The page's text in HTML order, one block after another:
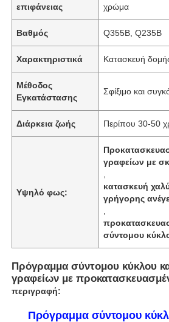
επιφάνειας
χρώμα
Βαθμός Q355B, Q235B
Χαρακτηριστικά Κατασκευή
Μέθοδος
Εγκατάστασης
Σφίξιμο και
Διάρκεια ζωής Περίπου 30-50
Υψηλό φως:
γραφείων με
κατασκευή
γρήγορης
σύντομου
Πρόγραμμα σύντομου κύκλου
γραφείων με
περιγραφή:
Πρόγραμμα σύντομου